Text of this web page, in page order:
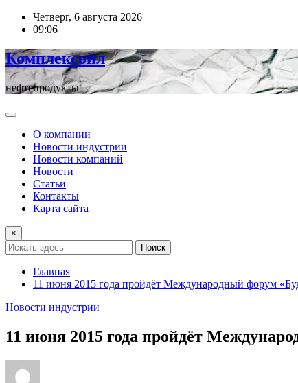
ПерейтиЧетверг, 6 августа 2026
09:06
Комплексойл
нефтепродукты
О компании
Новости индустрии
Новости компаний
Новости
Статьи
Контакты
Карта сайта
×
Поиск
Главная
11 июня 2015 года пройдёт Международный форум
Новости индустрии
11 июня 2015 года пройдёт